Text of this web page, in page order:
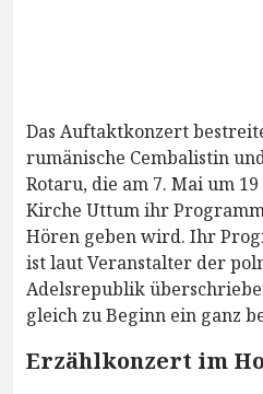
Das Auftaktkonzert
rumänische Cembalistin
Rotaru, die am 7. Mai um
Kirche Uttum ihr
Hören geben wird. Ihr
ist laut Veranstalter der
Adelsrepublik
gleich zu Beginn ein ganz
Erzählkonzert im